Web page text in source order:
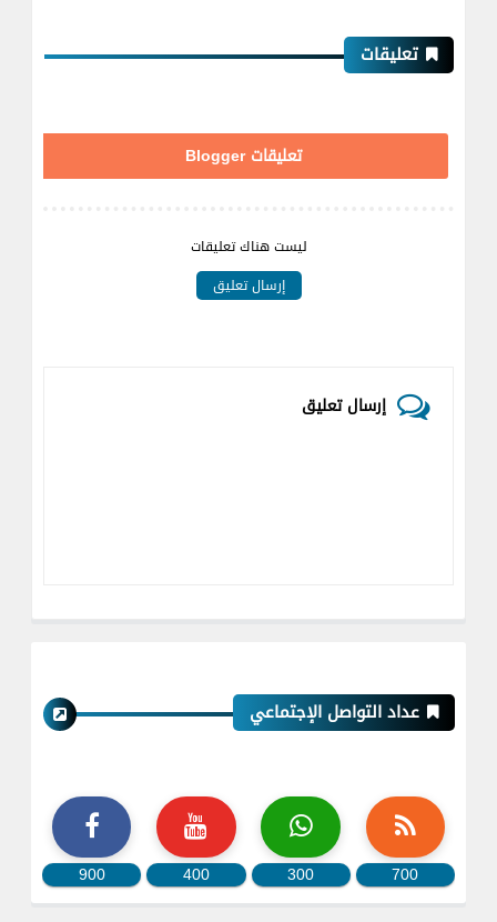
تعليقات
تعليقات Blogger
ليست هناك تعليقات
إرسال تعليق
إرسال تعليق
عداد التواصل الإجتماعي
700
300
400
900